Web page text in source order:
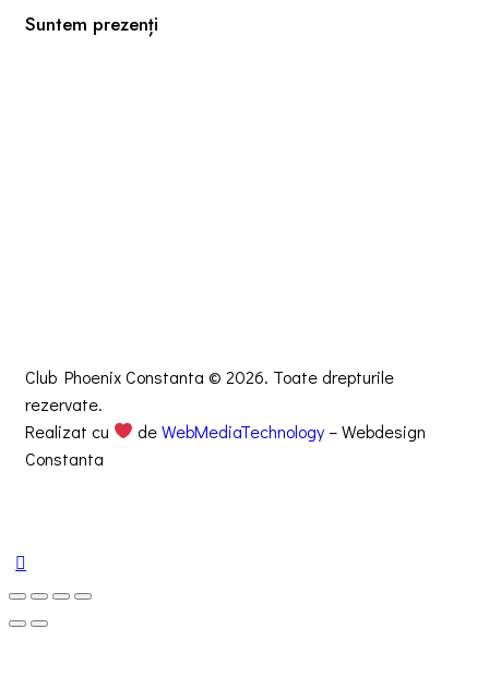
Suntem prezenți
Club Phoenix Constanta © 2026. Toate drepturile
rezervate.
Realizat cu
deWebMediaTechnology– Webdesign
Constanta